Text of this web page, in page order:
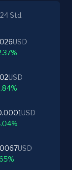
Std.
USD
USD
USD
USD